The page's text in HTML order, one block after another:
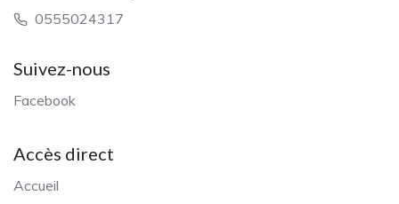
0555024317
Suivez-nous
Facebook
Accès direct
Accueil